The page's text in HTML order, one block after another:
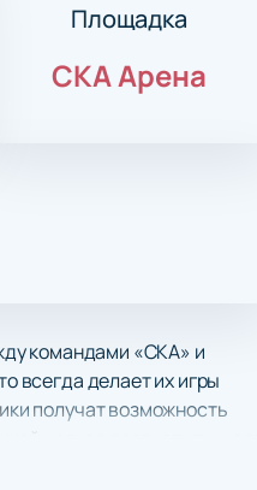
Площадка
СКА Арена
командами «СКА» и
всегда делает их игры
получат возможность